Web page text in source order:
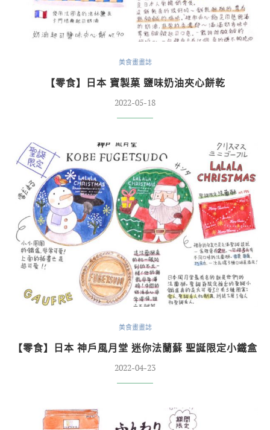
美食畫畫誌
【零食】日本 寶製菓 鹽味奶油夾心餅乾
2022-05-18
美食畫畫誌
【零食】日本 神戶風月堂 迷你法蘭蘇 聖誕限定小鐵盒
2022-04-23